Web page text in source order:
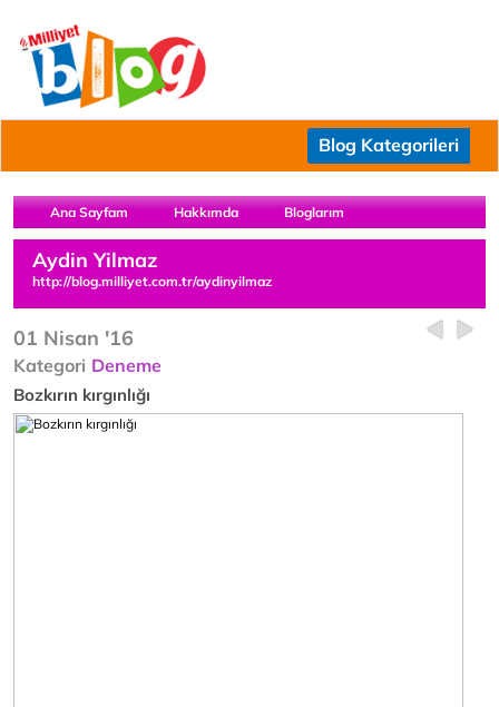
Blog Kategorileri
Ana Sayfam Hakkımda Bloglarım
Aydin Yilmaz
http://blog.milliyet.com.tr/aydinyilmaz
01 Nisan '16
Kategori Deneme
Bozkırın kırgınlığı